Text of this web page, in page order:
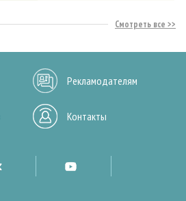
Смотреть все
Рекламодателям
Контакты